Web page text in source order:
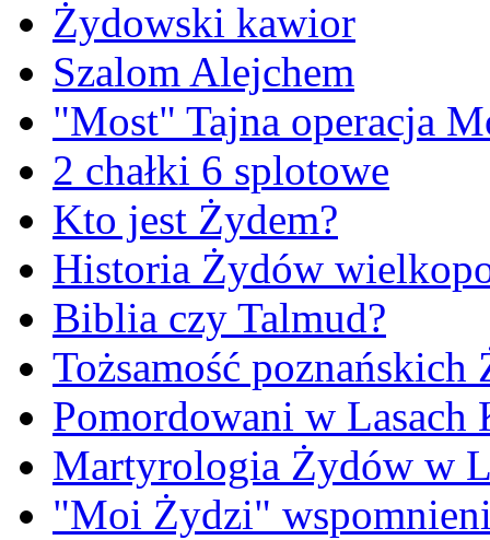
Żydowski kawior
Szalom Alejchem
"Most" Tajna operacja
2 chałki 6 splotowe
Kto jest Żydem?
Historia Żydów
Biblia czy Talmud?
Tożsamość poznańskich
Pomordowani w Lasach
Martyrologia Żydów w
"Moi Żydzi"